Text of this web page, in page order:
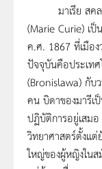
มาเรีย ส
(Marie Curie) เ
ค.ศ. 1867 ที่เมือง
ปัจจุบันคือประเท
(Bronislawa) กับ
คน บิดาของมารีเ
ปฏิบัติการอยู่เสม
วิทยาศาสตร์ตั้งแต่
ใหญ่ของผู้หญิงในส